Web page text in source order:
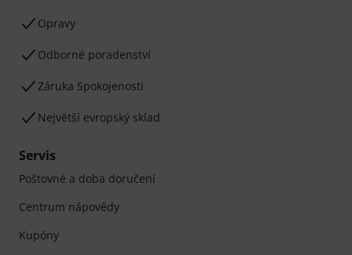
Opravy
Odborné poradenství
Záruka Spokojenosti
Největší evropský sklad
Servis
Poštovné a doba doručení
Centrum nápovědy
Kupóny